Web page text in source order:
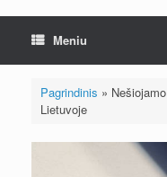
Meniu
Pagrindinis »
Lietuvoje